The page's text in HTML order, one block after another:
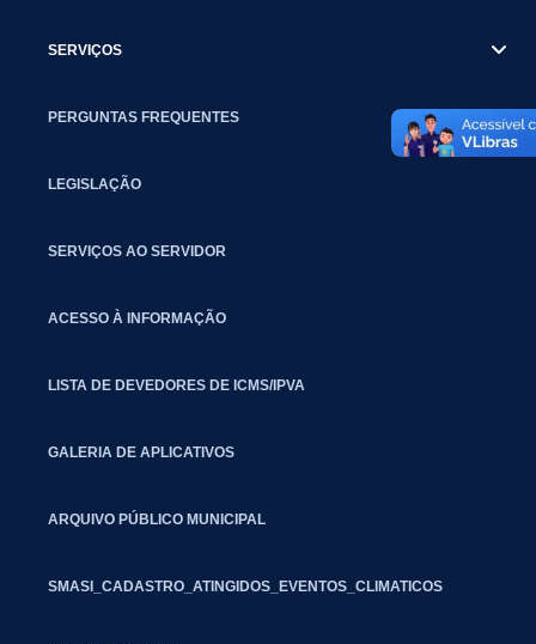
SERVIÇOS
PERGUNTAS FREQUENTES
LEGISLAÇÃO
SERVIÇOS AO SERVIDOR
ACESSO À INFORMAÇÃO
LISTA DE DEVEDORES DE ICMS/IPVA
GALERIA DE APLICATIVOS
ARQUIVO PÚBLICO MUNICIPAL
SMASI_CADASTRO_ATINGIDOS_EVENTOS_CLIMATICOS